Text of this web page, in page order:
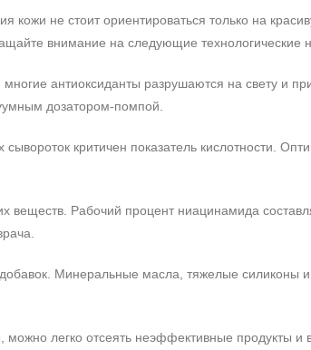
кожи не стоит ориентироваться только на
внимание на следующие технологические
антиоксиданты разрушаются на свету и
дозатором-помпой.
критичен показатель кислотности.
веществ. Рабочий процент ниацинамида
Минеральные масла, тяжелые силиконы
легко отсеять неэффективные продукты и